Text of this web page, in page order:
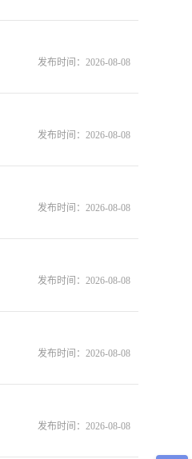
发布时间： 2026-08-08
发布时间： 2026-08-08
发布时间： 2026-08-08
发布时间： 2026-08-08
发布时间： 2026-08-08
发布时间： 2026-08-08